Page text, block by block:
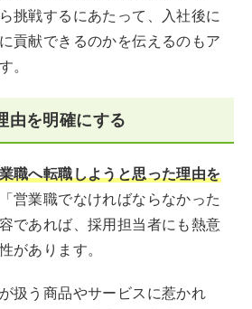
挑戦するにあたって、入社後に
貢献できるのかを伝えるのもア
。
由を明確にする
職へ転職しようと思った理由を
営業職でなければならなかった
であれば、採用担当者にも熱意
があります。
扱う商品やサービスに惹かれ